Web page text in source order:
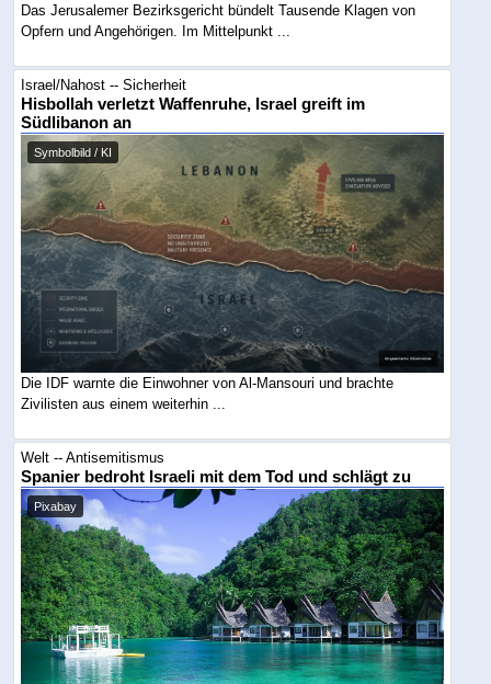
Das Jerusalemer Bezirksgericht bündelt Tausende Klagen von
Opfern und Angehörigen. Im Mittelpunkt ...
Israel/Nahost -- Sicherheit
Hisbollah verletzt Waffenruhe, Israel greift im
Südlibanon an
Symbolbild / KI
Die IDF warnte die Einwohner von Al-Mansouri und brachte
Zivilisten aus einem weiterhin ...
Welt -- Antisemitismus
Spanier bedroht Israeli mit dem Tod und schlägt zu
Pixabay